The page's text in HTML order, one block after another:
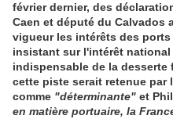
février dernier, des
Caen et député du Calvados
vigueur les intérêts des ports
insistant sur l'intérêt
indispensable de la
cette piste serait retenue par
comme "déterminante" et
en matière portuaire, la